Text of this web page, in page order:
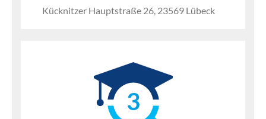
Kücknitzer Hauptstraße 26, 23569 Lübeck
3